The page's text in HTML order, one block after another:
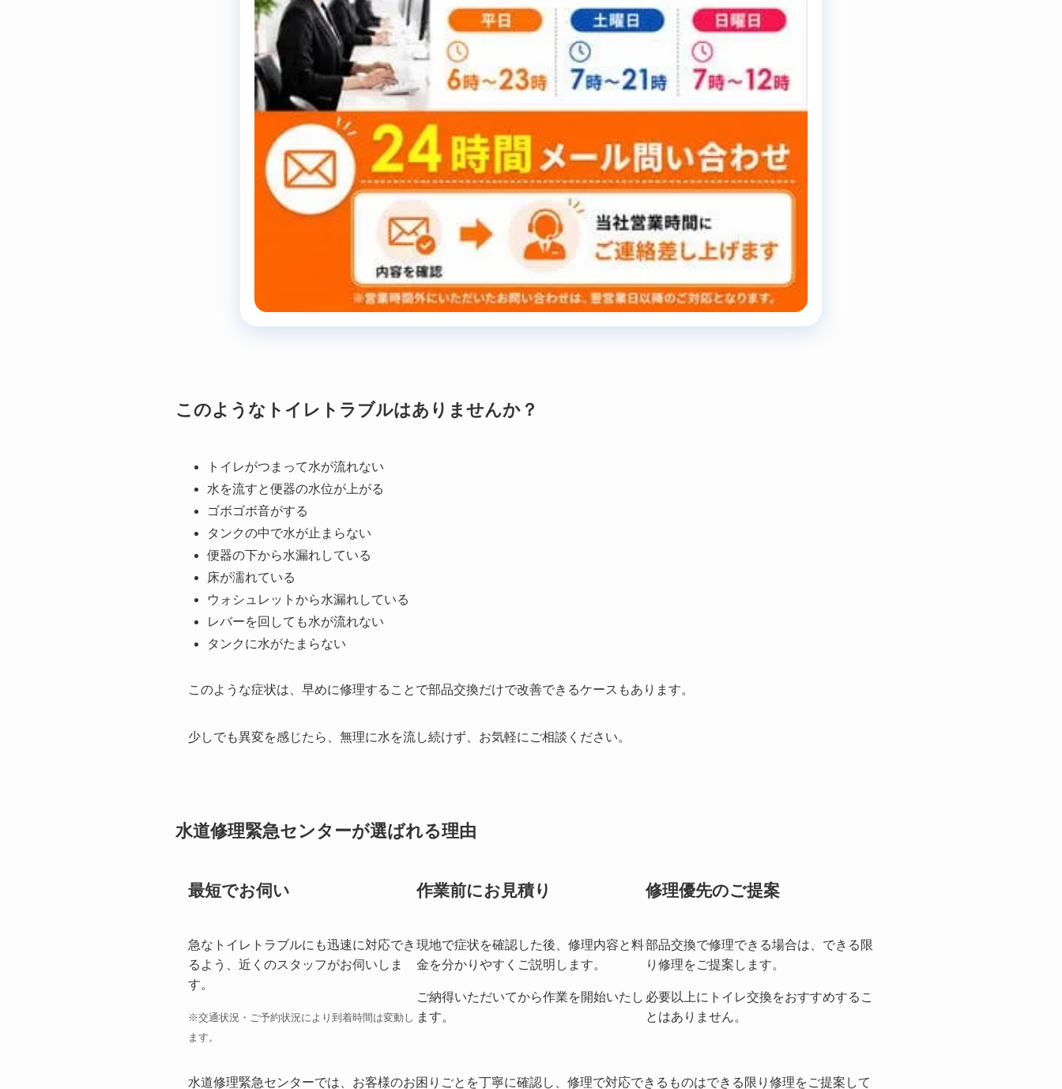
このようなトイレトラブルはありませんか？
トイレがつまって水が流れない
水を流すと便器の水位が上がる
ゴボゴボ音がする
タンクの中で水が止まらない
便器の下から水漏れしている
床が濡れている
ウォシュレットから水漏れしている
レバーを回しても水が流れない
タンクに水がたまらない
このような症状は、早めに修理することで部品交換だけで改善できるケースもあります。
少しでも異変を感じたら、無理に水を流し続けず、お気軽にご相談ください。
水道修理緊急センターが選ばれる理由
最短でお伺い
急なトイレトラブルにも迅速に対応でき
るよう、近くのスタッフがお伺いしま
す。
※交通状況・ご予約状況により到着時間は変動し
ます。
作業前にお見積り
現地で症状を確認した後、修理内容と料
金を分かりやすくご説明します。
ご納得いただいてから作業を開始いたし
ます。
修理優先のご提案
部品交換で修理できる場合は、できる限
り修理をご提案します。
必要以上にトイレ交換をおすすめするこ
とはありません。
水道修理緊急センターでは、お客様のお困りごとを丁寧に確認し、修理で対応できるものはできる限り修理をご提案して